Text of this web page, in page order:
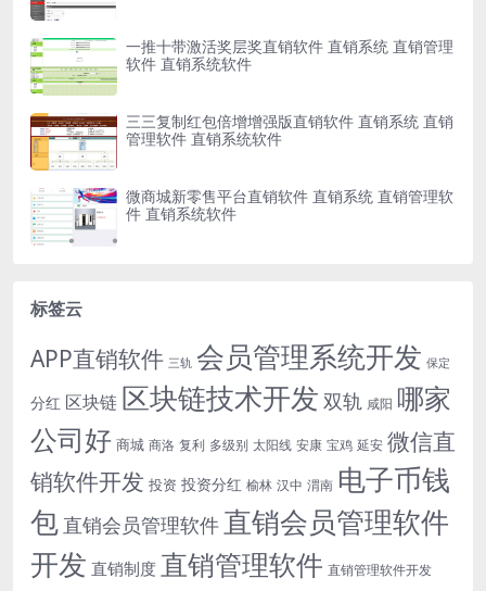
一推十带激活奖层奖直销软件 直销系统 直销管理
软件 直销系统软件
三三复制红包倍增增强版直销软件 直销系统 直销
管理软件 直销系统软件
微商城新零售平台直销软件 直销系统 直销管理软
件 直销系统软件
标签云
APP直销软件 三轨 会员管理系统开发 保定
分红 区块链 区块链技术开发 双轨 咸阳 哪家
公司好 商城 商洛 复利 多级别 太阳线 安康 宝鸡 延安 微信直
销软件开发 投资 投资分红 榆林 汉中 渭南 电子币钱
包 直销会员管理软件 直销会员管理软件
开发 直销制度 直销管理软件 直销管理软件开发